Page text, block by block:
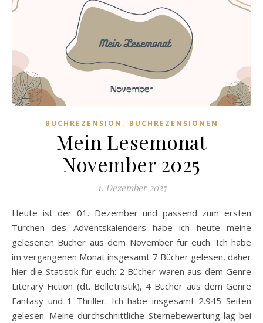
BUCHREZENSION , BUCHREZENSIONEN
Mein Lesemonat
November 2025
1. Dezember 2025
Heute ist der 01. Dezember und passend zum ersten
Türchen des Adventskalenders habe ich heute meine
gelesenen Bücher aus dem November für euch. Ich habe
im vergangenen Monat insgesamt 7 Bücher gelesen, daher
hier die Statistik für euch: 2 Bücher waren aus dem Genre
Literary Fiction (dt. Belletristik), 4 Bücher aus dem Genre
Fantasy und 1 Thriller. Ich habe insgesamt 2.945 Seiten
gelesen. Meine durchschnittliche Sternebewertung lag bei